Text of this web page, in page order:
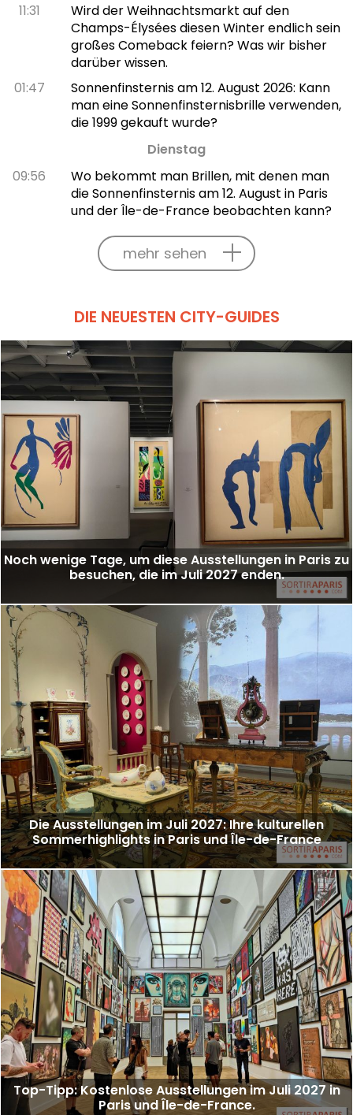
11:31
Wird der Weihnachtsmarkt auf den
Champs-Élysées diesen Winter endlich sein
großes Comeback feiern? Was wir bisher
darüber wissen.
01:47
Sonnenfinsternis am 12. August 2026: Kann
man eine Sonnenfinsternisbrille verwenden,
die 1999 gekauft wurde?
Dienstag
09:56
Wo bekommt man Brillen, mit denen man
die Sonnenfinsternis am 12. August in Paris
und der Île-de-France beobachten kann?
mehr sehen
DIE NEUESTEN CITY-GUIDES
Noch wenige Tage, um diese Ausstellungen in Paris zu
besuchen, die im Juli 2027 enden.
Die Ausstellungen im Juli 2027: Ihre kulturellen
Sommerhighlights in Paris und Île-de-France
Top-Tipp: Kostenlose Ausstellungen im Juli 2027 in
Paris und Île-de-France.